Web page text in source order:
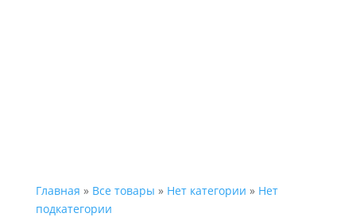
Главная » Все товары » Нет категории » Нет
подкатегории